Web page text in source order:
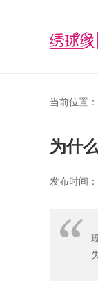
当前位置
为什
发布时